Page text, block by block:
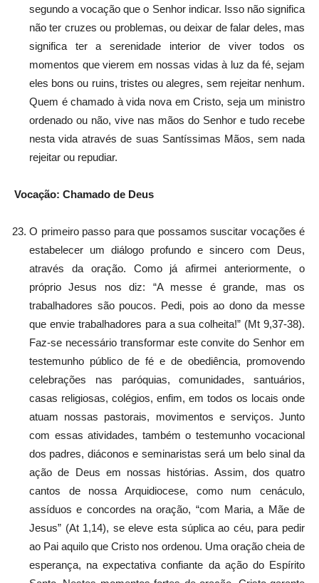
segundo a vocação que o Senhor indicar. Isso não significa
não ter cruzes ou problemas, ou deixar de falar deles, mas
significa ter a serenidade interior de viver todos os
momentos que vierem em nossas vidas à luz da fé, sejam
eles bons ou ruins, tristes ou alegres, sem rejeitar nenhum.
Quem é chamado à vida nova em Cristo, seja um ministro
ordenado ou não, vive nas mãos do Senhor e tudo recebe
nesta vida através de suas Santíssimas Mãos, sem nada
rejeitar ou repudiar.
Vocação: Chamado de Deus
O primeiro passo para que possamos suscitar vocações é
estabelecer um diálogo profundo e sincero com Deus,
através da oração. Como já afirmei anteriormente, o
próprio Jesus nos diz: “A messe é grande, mas os
trabalhadores são poucos. Pedi, pois ao dono da messe
que envie trabalhadores para a sua colheita!” (Mt 9,37-38).
Faz-se necessário transformar este convite do Senhor em
testemunho público de fé e de obediência, promovendo
celebrações nas paróquias, comunidades, santuários,
casas religiosas, colégios, enfim, em todos os locais onde
atuam nossas pastorais, movimentos e serviços. Junto
com essas atividades, também o testemunho vocacional
dos padres, diáconos e seminaristas será um belo sinal da
ação de Deus em nossas histórias. Assim, dos quatro
cantos de nossa Arquidiocese, como num cenáculo,
assíduos e concordes na oração, “com Maria, a Mãe de
Jesus” (At 1,14), se eleve esta súplica ao céu, para pedir
ao Pai aquilo que Cristo nos ordenou. Uma oração cheia de
esperança, na expectativa confiante da ação do Espírito